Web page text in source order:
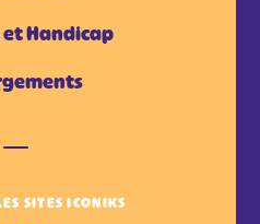
Handicap
SITES ICONIKS